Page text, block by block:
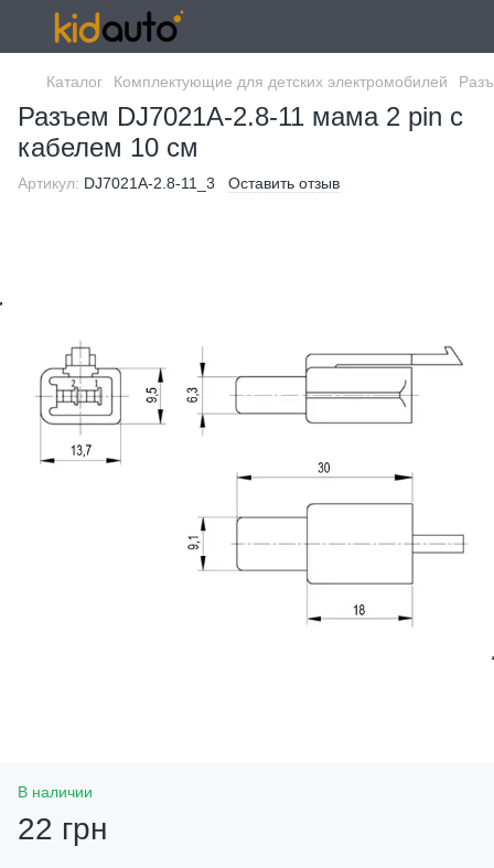
Каталог Комплектующие для детских электромобилей
Разъем DJ7021A-2.8-11 мама 2 pin с
кабелем 10 см
Артикул: DJ7021A-2.8-11_3 Оставить отзыв
В наличии
22 грн